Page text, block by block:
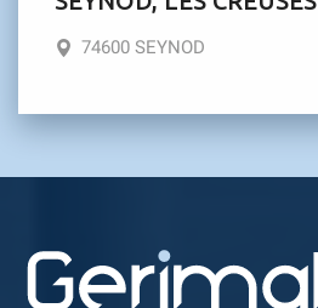
74600 SEYNOD